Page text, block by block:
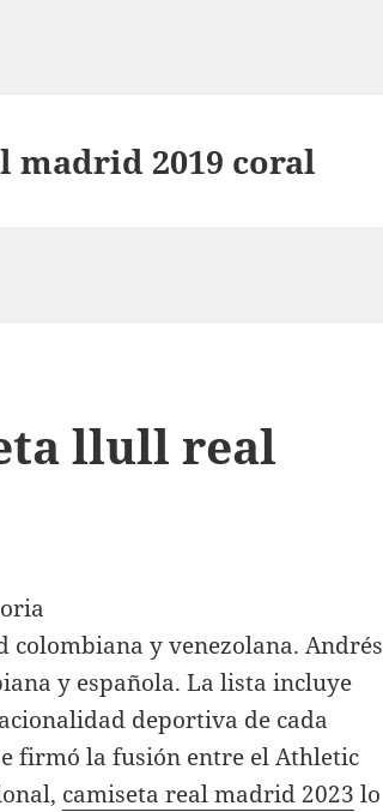
madrid 2019 coral
llull real
colombiana y venezolana. Andrés
y española. La lista incluye
deportiva de cada
firmó la fusión entre el Athletic
camiseta real madrid 2023 lo